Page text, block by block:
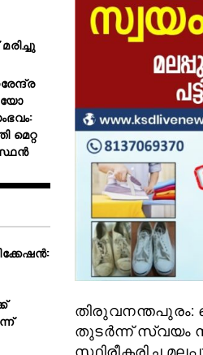
തിരുവനന്തപുരം:
തുടര്‍ന്ന് സ്വയം
സ്ഥിരീകരിച്ച
മെറ്റ